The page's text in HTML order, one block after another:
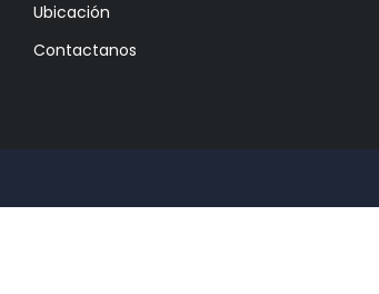
Ubicación
Contactanos